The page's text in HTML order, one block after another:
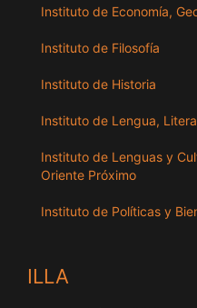
Instituto de Economía,
Instituto de Filosofía
Instituto de Historia
Instituto de Lengua,
Instituto de Lenguas y
Oriente Próximo
Instituto de Políticas y
ILLA